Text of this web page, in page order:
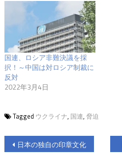
国連、ロシア非難決議を採
択！～中国は対ロシア制裁に
反対
2022年3月4日
Tagged ウクライナ, 国連, 脅迫
投 日本の独自の印章文化